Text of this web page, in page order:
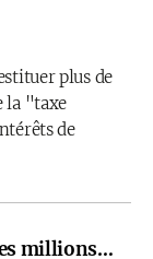
plus de
la "taxe
de
millions…